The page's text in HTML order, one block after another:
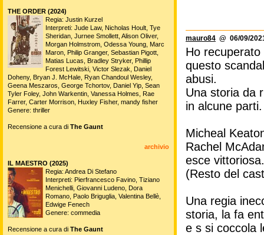
mauro84 @ 06/09/
Ho
questo
abusi.
Una storia da
in alcune
Micheal
Rachel
esce vittoriosa.
(Resto del
Una regia
storia, la fa
e s si coccola
THE ORDER (2024)
Regia: Justin Kurzel
Interpreti: Jude Law, Nicholas Hoult, Tye
Sheridan, Jurnee Smollett, Alison Oliver,
Morgan Holmstrom, Odessa Young, Marc
Maron, Philip Granger, Sebastian Pigott,
Matias Lucas, Bradley Stryker, Phillip
Forest Lewitski, Victor Slezak, Daniel
Doheny, Bryan J. McHale, Ryan Chandoul Wesley,
Geena Meszaros, George Tchortov, Daniel Yip, Sean
Tyler Foley, John Warkentin, Vanessa Holmes, Rae
Farrer, Carter Morrison, Huxley Fisher, mandy fisher
Genere: thriller
Recensione a cura di The Gaunt
archivio
IL MAESTRO (2025)
Regia: Andrea Di Stefano
Interpreti: Pierfrancesco Favino, Tiziano
Menichelli, Giovanni Ludeno, Dora
Romano, Paolo Briguglia, Valentina Bellè,
Edwige Fenech
Genere: commedia
Recensione a cura di The Gaunt